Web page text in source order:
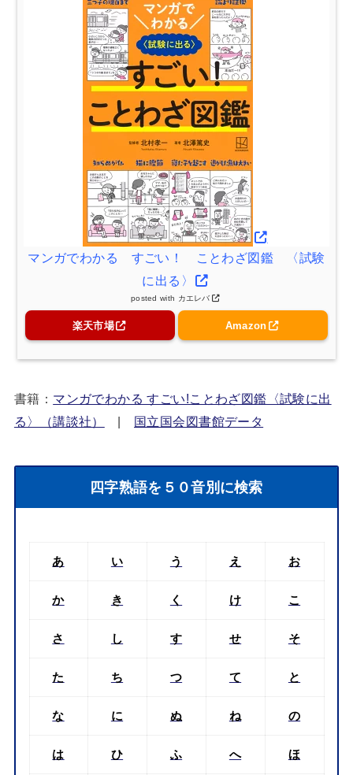
マンガでわかる すごい！ ことわざ図鑑 〈試験
に出る〉
posted with カエレバ
楽天市場 Amazon
書籍： マンガでわかる すごい!ことわざ図鑑〈試験に出
る〉（講談社）
| 国立国会図書館データ
四字熟語を５０音別に検索
あ い う え お
か き く け こ
さ し す せ そ
た ち つ て と
な に ぬ ね の
は ひ ふ へ ほ